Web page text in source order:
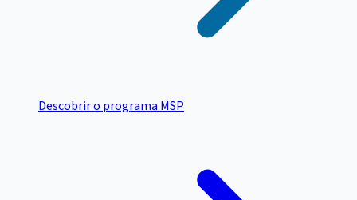
Descobrir o programa MSP